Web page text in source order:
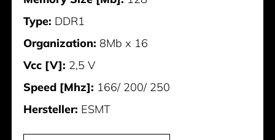
Type: DDR1
Organization: 8Mb x 16
Vcc [V]: 2,5 V
Speed [Mhz]: 166/ 200/ 250
Hersteller: ESMT